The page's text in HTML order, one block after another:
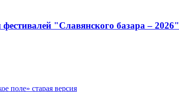
"Славянского базара – 2026"
поле» старая версия